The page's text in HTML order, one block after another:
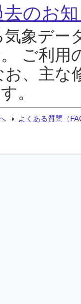
のお
象デー
ご利用
、主な
。
よくある質問（